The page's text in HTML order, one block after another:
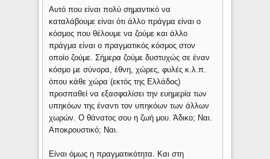
Αυτό που είναι πολύ σημαντικό να
καταλάβουμε είναι ότι άλλο πράγμα είναι ο
κόσμος που θέλουμε να ζούμε και άλλο
πράγμα είναι ο πραγματικός κόσμος στον
οποίο ζούμε. Σήμερα ζούμε δυστυχώς σε έναν
κόσμο με σύνορα, έθνη, χώρες, φυλές κ.λ.π.
όπου κάθε χώρα (εκτός της Ελλάδος)
προσπαθεί να εξασφαλίσει την ευημερία των
υπηκόων της έναντι τον υπηκόων των άλλων
χωρών. Ο θάνατος σου η ζωή μου. Άδικο; Ναι.
Αποκρουστικό; Ναι.
Είναι όμως η πραγματικότητα. Και στη